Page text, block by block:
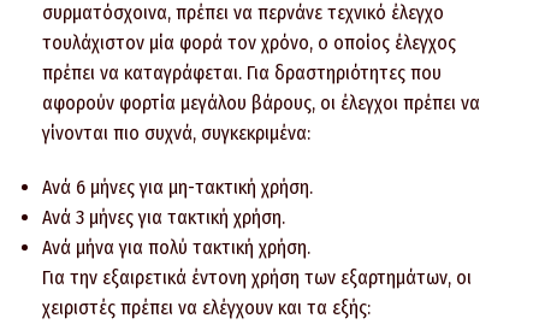
συρματόσχοινα, πρέπει να περνάνε τεχνικό έλεγχο
τουλάχιστον μία φορά τον χρόνο, ο οποίος έλεγχος
πρέπει να καταγράφεται. Για δραστηριότητες που
αφορούν φορτία μεγάλου βάρους, οι έλεγχοι πρέπει να
γίνονται πιο συχνά, συγκεκριμένα:
Ανά 6 μήνες για μη-τακτική χρήση.
Ανά 3 μήνες για τακτική χρήση.
Ανά μήνα για πολύ τακτική χρήση.
Για την εξαιρετικά έντονη χρήση των εξαρτημάτων, οι
χειριστές πρέπει να ελέγχουν και τα εξής: